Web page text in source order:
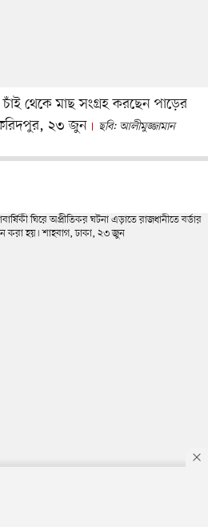
চাঁই থেকে মাছ সংগ্রহ করছেন পাড়ের
ফরিদপুর, ২৩ জুন
ছবি: আলীমুজ্জামান